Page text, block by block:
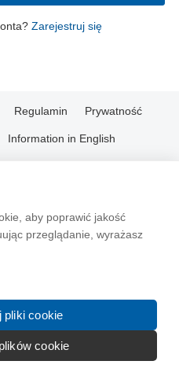
aby poprawić jakość
przeglądanie, wyrażasz
pliki cookie
cookie
Zarejestruj się
Regulamin Prywatność
Information in English